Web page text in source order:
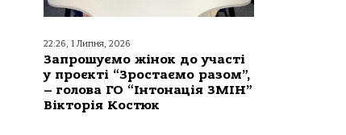
22:26, 1 Липня, 2026
Запрошуємо жінок до участі
у проєкті “Зростаємо разом”,
– голова ГО “Інтонація ЗМІН”
Вікторія Костюк